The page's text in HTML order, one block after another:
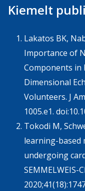
Kiemelt
Lakatos BK,
Importance of
Components in
Dimensional
Volunteers. J
1005.e1.
Tokodi M,
learning-
undergoing
SEMMELWEIS-